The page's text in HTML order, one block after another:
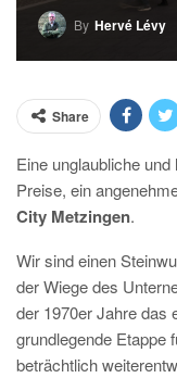
By Hervé Lévy
Share
Eine unglaubliche
Preise, ein
City Metzingen.
Wir sind einen
der Wiege des
der 1970er Jahre das
grundlegende Etappe
beträchtlich